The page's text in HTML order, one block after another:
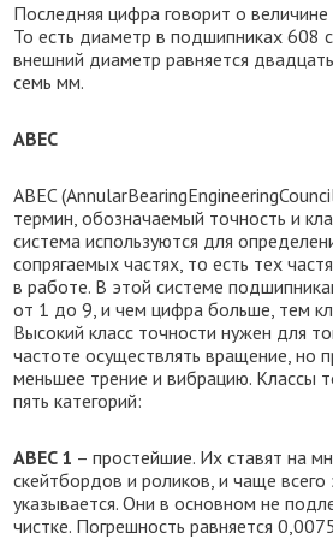
Последняя цифра говорит о
То есть диаметр в подшипниках 608
внешний диаметр равняется
семь мм.
АВЕС
ABEC
термин, обозначаемый точность и
система используются для
сопрягаемых частях, то есть тех
в работе. В этой системе
от 1 до 9, и чем цифра больше, тем
Высокий класс точности нужен для
частоте осуществлять вращение, но
меньшее трение и вибрацию. Классы
пять категорий:
ABEC 1 – простейшие. Их ставят на
скейтбордов и роликов, и чаще всего
указывается. Они в основном не
чистке. Погрешность равняется